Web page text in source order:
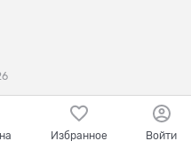
Избранное Войти